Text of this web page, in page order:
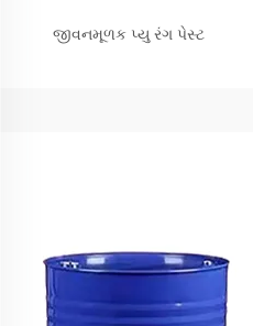
જીવનમૂળક પ્યુ રંગ પેસ્ટ